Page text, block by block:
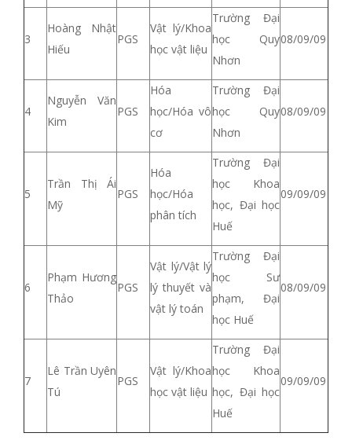
3
Hoàng Nhật
Hiếu
PGS
Vật lý/Khoa
học vật liệu
Trường Đại
học Quy
Nhơn
08/09/09
4
Nguyễn Văn
Kim
PGS
Hóa
học/Hóa vô
cơ
Trường Đại
học Quy
Nhơn
08/09/09
5
Trần Thị Ái
Mỹ
PGS
Hóa
học/Hóa
phân tích
Trường Đại
học Khoa
học, Đại học
Huế
09/09/09
6
Phạm Hương
Thảo
PGS
Vật lý/Vật lý
lý thuyết và
vật lý toán
Trường Đại
học Sư
phạm, Đại
học Huế
08/09/09
7
Lê Trần Uyên
Tú
PGS
Vật lý/Khoa
học vật liệu
Trường Đại
học Khoa
học, Đại học
Huế
09/09/09